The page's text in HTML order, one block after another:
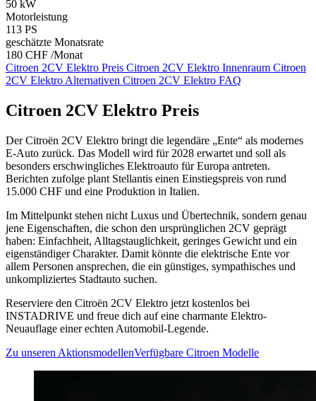
50 kW
Motorleistung
113 PS
geschätzte Monatsrate
180 CHF /Monat
Citroen 2CV Elektro Preis Citroen 2CV Elektro Innenraum Citroen
2CV Elektro Alternativen Citroen 2CV Elektro FAQ
Citroen 2CV Elektro Preis
Der Citroën 2CV Elektro bringt die legendäre „Ente“ als modernes
E-Auto zurück. Das Modell wird für 2028 erwartet und soll als
besonders erschwingliches Elektroauto für Europa antreten.
Berichten zufolge plant Stellantis einen Einstiegspreis von rund
15.000 CHF und eine Produktion in Italien.
Im Mittelpunkt stehen nicht Luxus und Übertechnik, sondern genau
jene Eigenschaften, die schon den ursprünglichen 2CV geprägt
haben: Einfachheit, Alltagstauglichkeit, geringes Gewicht und ein
eigenständiger Charakter. Damit könnte die elektrische Ente vor
allem Personen ansprechen, die ein günstiges, sympathisches und
unkompliziertes Stadtauto suchen.
Reserviere den Citroën 2CV Elektro jetzt kostenlos bei
INSTADRIVE und freue dich auf eine charmante Elektro-
Neuauflage einer echten Automobil-Legende.
Zu unseren AktionsmodellenVerfügbare Citroen Modelle